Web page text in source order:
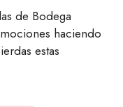
de Bodega
haciendo
estas